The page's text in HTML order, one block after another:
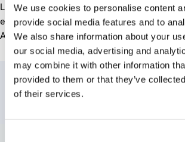
We use cookies to personalise content
provide social media features and to
We also share information about your
our social media, advertising and
may combine it with other information
provided to them or that they’ve
of their services.
Ländern wurden Strategien und
ein längeres Verweilen älterer
Arbeitsmarkt ermöglichen sollen.
Team members